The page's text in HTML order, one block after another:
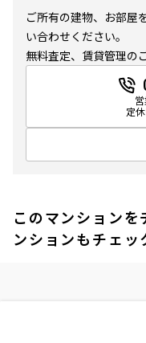
ご所有の建物、お部屋
い合わせください。
無料査定、賃貸管理の
定
このマンション
ンションもチェッ